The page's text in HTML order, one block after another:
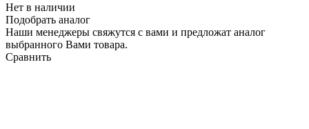
Нет в наличии
Подобрать аналог
Наши менеджеры свяжутся с вами и предложат аналог
выбранного Вами товара.
Сравнить